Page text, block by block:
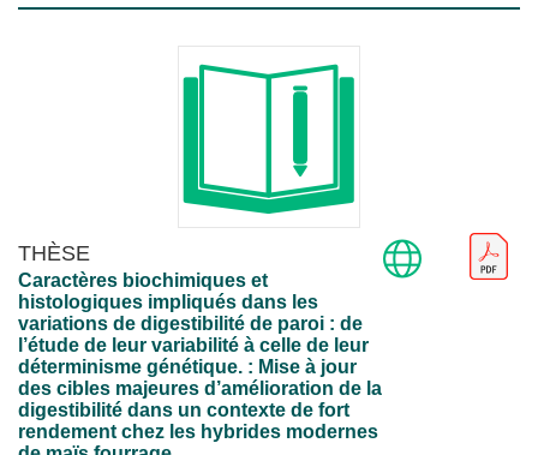
THÈSE
Caractères biochimiques et
histologiques impliqués dans les
variations de digestibilité de paroi : de
l’étude de leur variabilité à celle de leur
déterminisme génétique. : Mise à jour
des cibles majeures d’amélioration de la
digestibilité dans un contexte de fort
rendement chez les hybrides modernes